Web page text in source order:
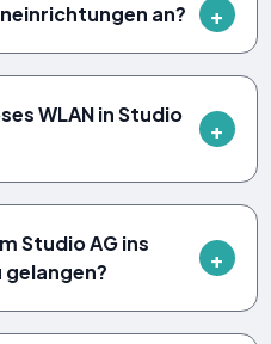
an?
WLAN in Studio
Studio AG ins
gelangen?